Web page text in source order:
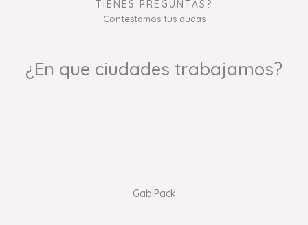
TIENES PREGUNTAS?
Contestamos tus dudas
¿En que ciudades trabajamos?
GabiPack